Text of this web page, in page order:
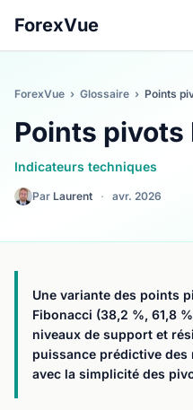
ForexVue
ForexVue › Glossaire › Points
Points pivots
Indicateurs techniques
Par Laurent · avr. 2026
Une variante des points
Fibonacci (38,2 %, 61,8
niveaux de support et
puissance prédictive des
avec la simplicité des